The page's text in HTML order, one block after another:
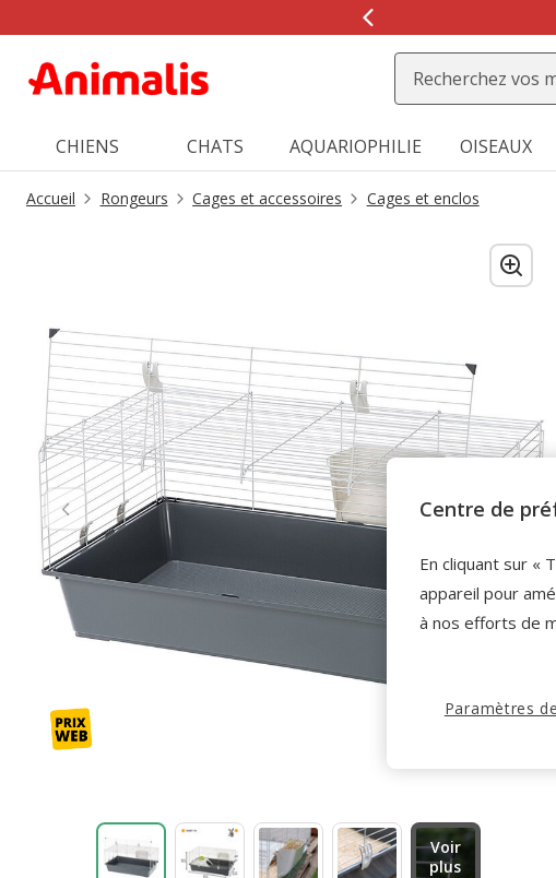
de
message,
CHIENS CHATS AQUARIOPHILIE OISEAUX
Accueil Rongeurs Cages et accessoires
Cages et enclos
Voir
plus
Centre de
En cliquant sur «
appareil pour
à nos efforts de
Paramètres